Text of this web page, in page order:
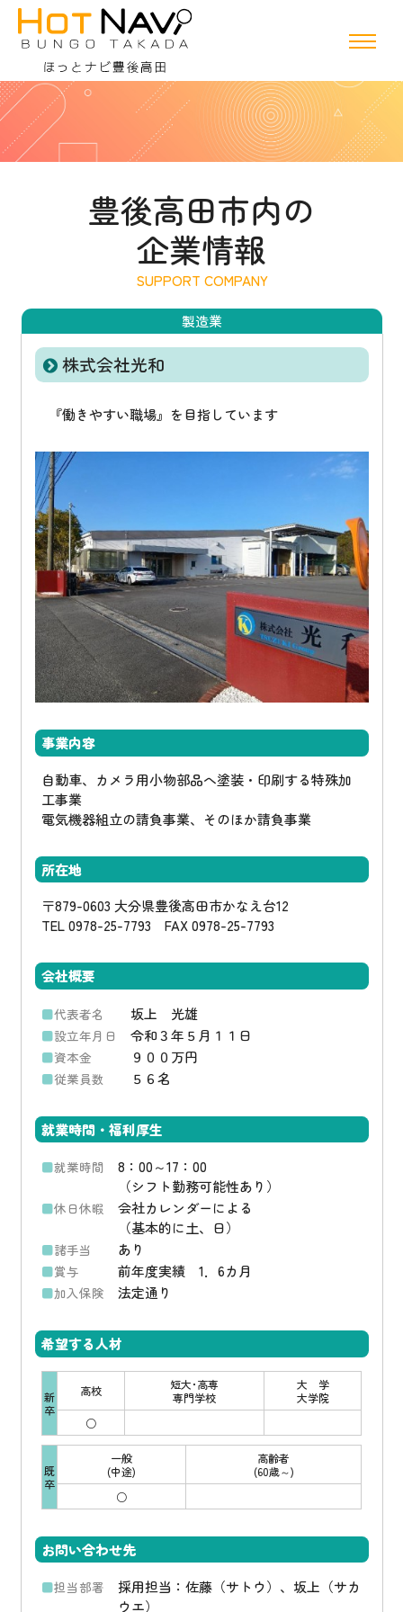
豊後高田市内の
企業情報
製造業
株式会社光和
『働きやすい職場』を目指しています
事業内容
自動車、カメラ用小物部品へ塗装・印刷する特殊加
工事業
電気機器組立の請負事業、そのほか請負事業
所在地
〒879-0603 大分県豊後高田市かなえ台12
TEL 0978-25-7793 FAX 0978-25-7793
会社概要
代表者名 坂上 光雄
設立年月日 令和３年５月１１日
資本金 ９００万円
従業員数 ５６名
就業時間・福利厚生
就業時間
8：00～17：00
（シフト勤務可能性あり）
休日休暇
会社カレンダーによる
（基本的に土、日）
諸手当 あり
賞与 前年度実績 1．6カ月
加入保険 法定通り
希望する人材
新
卒
高校
短大･高専
専門学校
大 学
大学院
○
既
卒
一般
(中途)
高齢者
(60歳～)
○
お問い合わせ先
担当部署
採用担当：佐藤（サトウ）、坂上（サカ
ウエ）